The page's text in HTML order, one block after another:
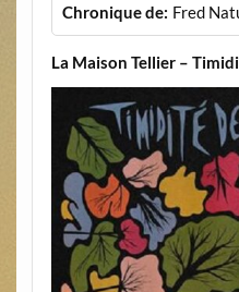
Chronique de: Fred
La Maison Tellier –